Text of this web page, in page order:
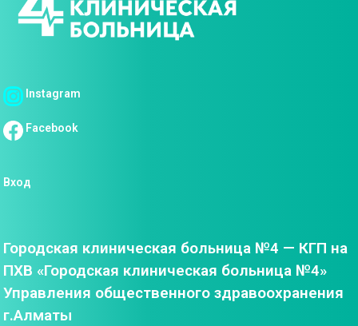
Instagram
Facebook
Вход
Городская клиническая больница №4 — КГП на
ПХВ «Городская клиническая больница №4»
Управления общественного здравоохранения
г.Алматы